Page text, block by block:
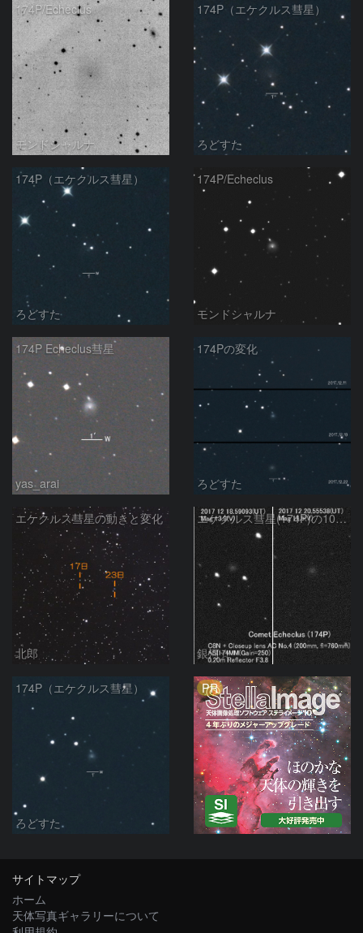
174P/Echeclus
モンドシャルナ
174P（エケクルス彗星）
ろどすた
174P（エケクルス彗星）
ろどすた
174P/Echeclus
モンドシャルナ
174P Echeclus彗星
yas_arai
174Pの変化
ろどすた
エケクルス彗星の動きと変化
北郎
エケクルス彗星(174P)の10日間の変化
銀河☆
174P（エケクルス彗星）
ろどすた
PR
サイトマップ
ホーム
天体写真ギャラリーについて